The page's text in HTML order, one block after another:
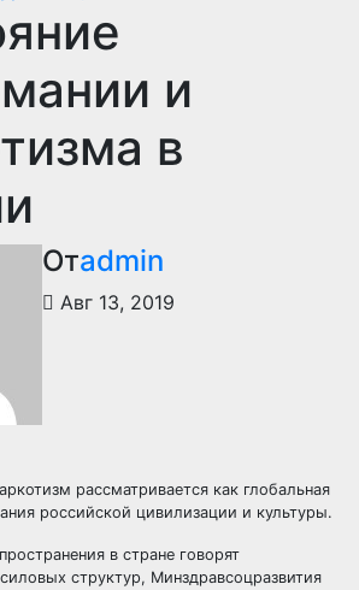
и
в
Отadmin
Авг 13, 2019
рассматривается как глобальная
российской цивилизации и культуры.
в стране говорят
структур, Минздравсоцразвития